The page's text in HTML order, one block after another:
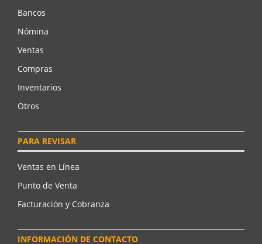
Bancos
Nómina
Ventas
Compras
Inventarios
Otros
PARA REVISAR
Ventas en Línea
Punto de Venta
Facturación y Cobranza
INFORMACIÓN DE CONTACTO